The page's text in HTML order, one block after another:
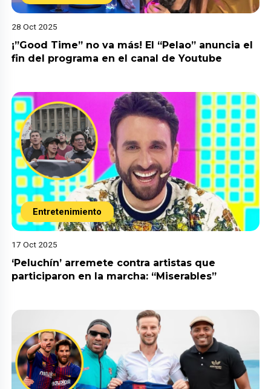
28 Oct 2025
¡”Good Time” no va más! El “Pelao” anuncia el
fin del programa en el canal de Youtube
Entretenimiento
17 Oct 2025
‘Peluchín’ arremete contra artistas que
participaron en la marcha: “Miserables”